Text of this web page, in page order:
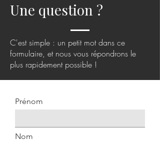
Une question ?
C'est simple : un petit mot dans ce
formulaire, et nous vous répondrons le
plus rapidement possible !
Prénom
Nom